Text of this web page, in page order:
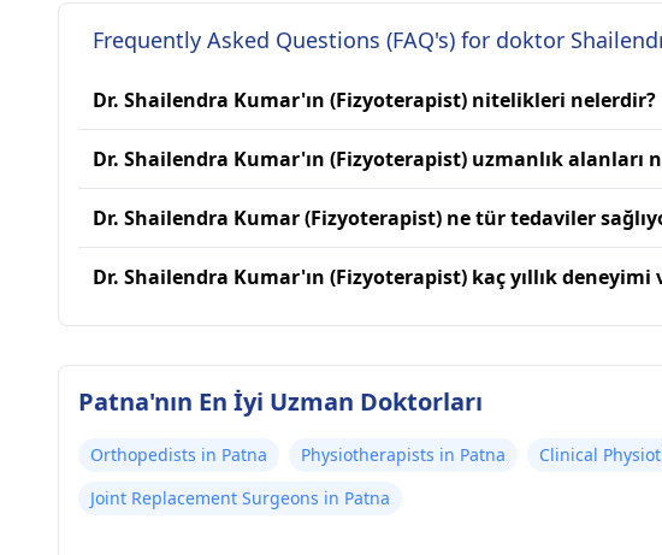
Frequently Asked Questions (FAQ's) for doktor
Dr. Shailendra Kumar'ın (Fizyoterapist) nitelikleri nelerdir?
Dr. Shailendra Kumar'ın (Fizyoterapist) uzmanlık alanları
Dr. Shailendra Kumar (Fizyoterapist) ne tür tedaviler
Dr. Shailendra Kumar'ın (Fizyoterapist) kaç yıllık deneyimi
Patna'nın En İyi Uzman Doktorları
Orthopedists in Patna Physiotherapists in Patna
Clinical
Joint Replacement Surgeons in Patna